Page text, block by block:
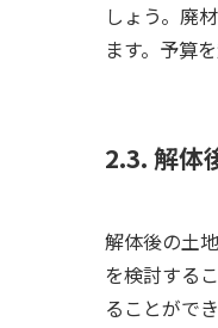
しょう。廃
ます。予算
2.3. 解体
解体後の土
を検討する
ることがで